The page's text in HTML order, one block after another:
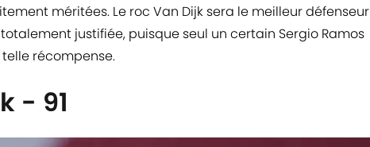
méritées. Le roc Van Dijk sera le meilleur défenseur
totalement justifiée, puisque seul un certain Sergio Ramos
récompense.
- 91